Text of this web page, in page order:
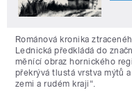
Románová kronika
Lednická předkládá do
měnící obraz hornického
překrývá tlustá vrstva mýtů
zemi a rudém kraji“.